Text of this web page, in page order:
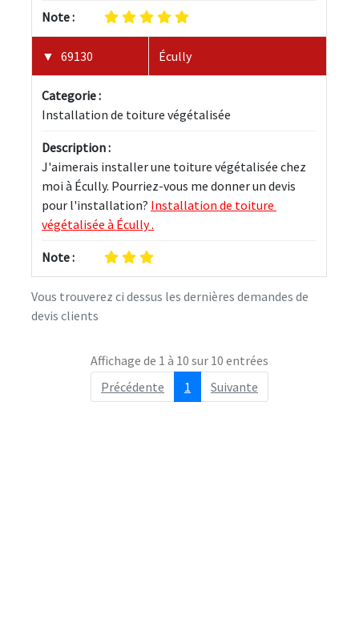
Vous trouverez ci dessus les dernières demandes de
devis clients
Note :
69130 Écully
Categorie :
Installation de toiture végétalisée
Description :
J'aimerais installer une toiture végétalisée chez
moi à Écully. Pourriez-vous me donner un devis
pour l'installation? Installation de toiture
végétalisée à Écully .
Note :
Affichage de 1 à 10 sur 10 entrées
Précédente
1 Suivante